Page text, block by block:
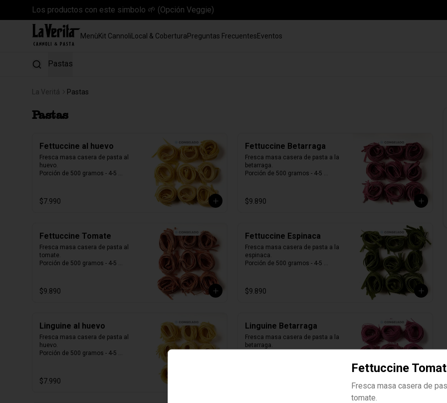
Los productos con este simbolo 🌱 (Opción Veggie)
MenùKit Cannoli Local & CoberturaPreguntas FrecuentesEventos
Pastas
La Veritá Pastas
Pastas
Fettuccine al huevo
Fresca masa casera de pasta al
huevo.
Porción de 500 gramos - 4-5
$7.990
Fettuccine Betarraga
Fresca masa casera de pasta a la
betarraga.
Porción de 500 gramos - 4-5
$9.890
Fettuccine Tomate
Fresca masa casera de pasta al
tomate.
Porción de 500 gramos - 4-5
$9.890
Fettuccine Espinaca
Fresca masa casera de pasta a la
espinaca.
Porción de 500 gramos - 4-5
$9.890
Linguine al huevo
Fresca masa casera de pasta al
huevo.
Porción de 500 gramos - 4-5
$7.990
Linguine Betarraga
Fresca masa casera de pasta a la
betarraga.
Fettuccine
Fresca masa casera de
tomate.